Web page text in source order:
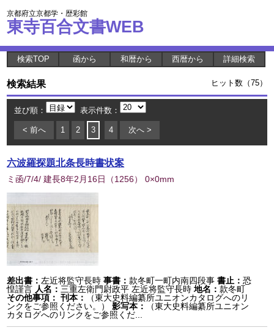
京都府立京都学・歴彩館
東寺百合文書WEB
検索TOP 函から 和暦から 西暦から 詳細検索
検索結果 ヒット数（75）
並び順： 表示件数：
< 前へ 1 2 3 4 次へ >
六波羅探題北条長時書状案
ミ函/7/4/ 建長8年2月16日 （1256） 0×0mm
差出書： 左近将監守長時 事書：款冬町一町内南四段事書止：恐
惶謹言 人名： 三重左衛門尉政平 左近将監守長時 地名：款冬町
その他事項： 刊本：
（東大史料編纂所ユニオンカタログへのリ
ンクをご参照ください。）
影写本：
（東大史料編纂所ユニオン
カタログへのリンクをご参照くだ...